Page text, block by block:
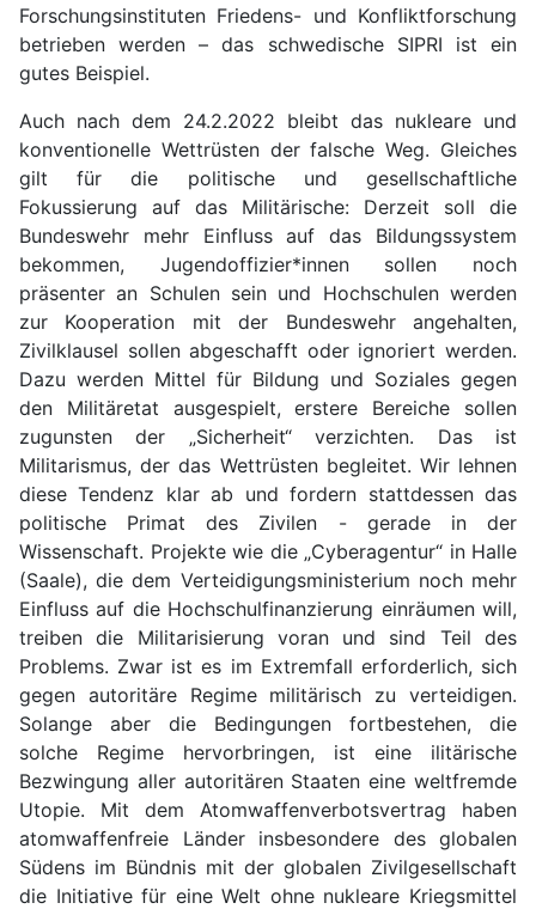
Forschungsinstituten Friedens- und Konfliktforschung
betrieben werden – das schwedische SIPRI ist ein
gutes Beispiel.
Auch nach dem 24.2.2022 bleibt das nukleare und
konventionelle Wettrüsten der falsche Weg. Gleiches
gilt für die politische und gesellschaftliche
Fokussierung auf das Militärische: Derzeit soll die
Bundeswehr mehr Einfluss auf das Bildungssystem
bekommen, Jugendoffizier*innen sollen noch
präsenter an Schulen sein und Hochschulen werden
zur Kooperation mit der Bundeswehr angehalten,
Zivilklausel sollen abgeschafft oder ignoriert werden.
Dazu werden Mittel für Bildung und Soziales gegen
den Militäretat ausgespielt, erstere Bereiche sollen
zugunsten der „Sicherheit“ verzichten. Das ist
Militarismus, der das Wettrüsten begleitet. Wir lehnen
diese Tendenz klar ab und fordern stattdessen das
politische Primat des Zivilen - gerade in der
Wissenschaft. Projekte wie die „Cyberagentur“ in Halle
(Saale), die dem Verteidigungsministerium noch mehr
Einfluss auf die Hochschulfinanzierung einräumen will,
treiben die Militarisierung voran und sind Teil des
Problems. Zwar ist es im Extremfall erforderlich, sich
gegen autoritäre Regime militärisch zu verteidigen.
Solange aber die Bedingungen fortbestehen, die
solche Regime hervorbringen, ist eine ilitärische
Bezwingung aller autoritären Staaten eine weltfremde
Utopie. Mit dem Atomwaffenverbotsvertrag haben
atomwaffenfreie Länder insbesondere des globalen
Südens im Bündnis mit der globalen Zivilgesellschaft
die Initiative für eine Welt ohne nukleare Kriegsmittel